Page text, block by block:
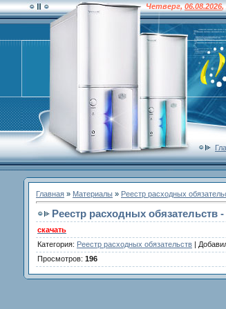
Четверг,06.08.2026,
Главная » Материалы » Реестр расходных
Реестр расходных обязательств
скачать
Категория: Реестр расходных обязательств |
Просмотров: 196